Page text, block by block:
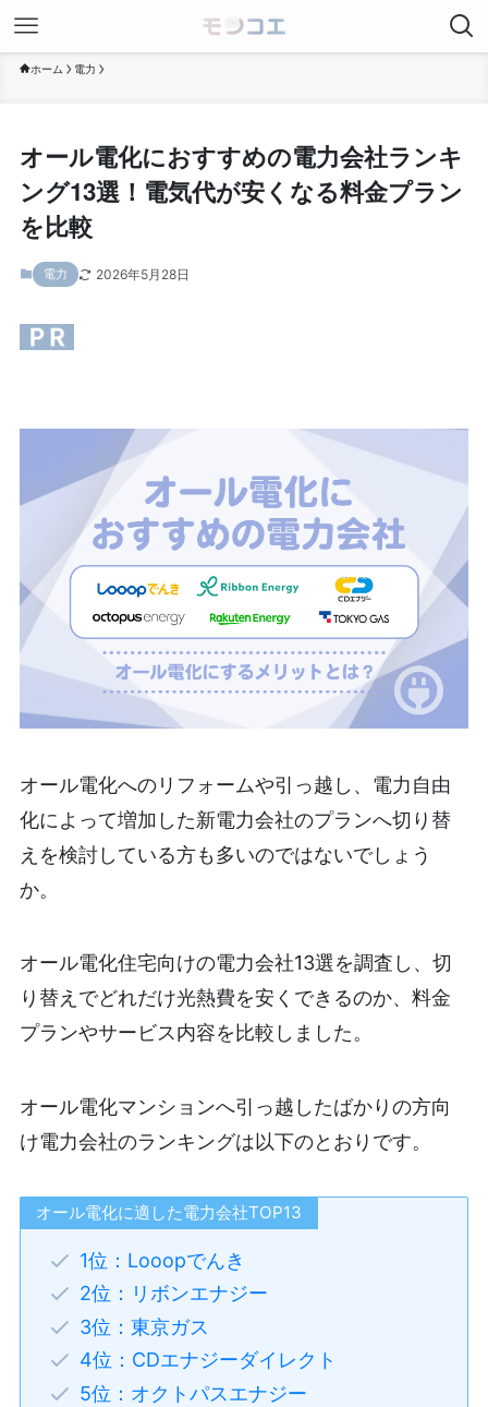
ホーム 電力
オール電化におすすめの電力会社ランキ
ング13選！電気代が安くなる料金プラン
を比較
電力 2026年5月28日
オール電化へのリフォームや引っ越し、電力自由
化によって増加した新電力会社のプランへ切り替
えを検討している方も多いのではないでしょう
か。
オール電化住宅向けの電力会社13選を調査し、切
り替えでどれだけ光熱費を安くできるのか、料金
プランやサービス内容を比較しました。
オール電化マンションへ引っ越したばかりの方向
け電力会社のランキングは以下のとおりです。
オール電化に適した電力会社TOP13
1位：Looopでんき
2位：リボンエナジー
3位：東京ガス
4位：CDエナジーダイレクト
5位：オクトパスエナジー